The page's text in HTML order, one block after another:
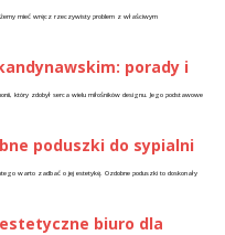
mieć wręcz rzeczywisty problem z właściwym
porady i
który zdobył serca wielu miłośników designu. Jego podstawowe
poduszki do sypialni
warto zadbać o jej estetykę. Ozdobne poduszki to doskonały
biuro dla